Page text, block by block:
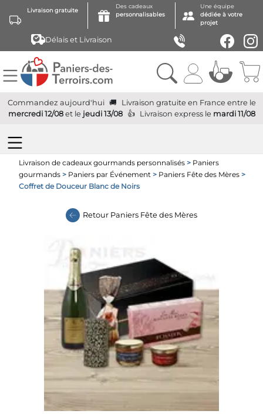
Livraison gratuite
Des cadeaux
personnalisables
Une équipe
dédiée à votre
projet
Délais et Livraison
Commandez aujourd'hui Livraison gratuite en France entre le
mercredi 12/08et le jeudi 13/08 Livraison expressle mardi 11/08
Livraison de cadeaux gourmands personnalisés > Paniers
gourmands > Paniers par Événement > Paniers Fête des Mères >
Coffret de Douceur Blanc de Noirs
Retour Paniers Fête des Mères